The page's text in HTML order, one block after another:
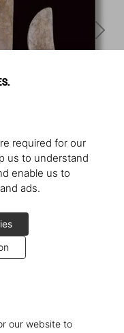
required for our
us to understand
enable us to
ads.
our website to